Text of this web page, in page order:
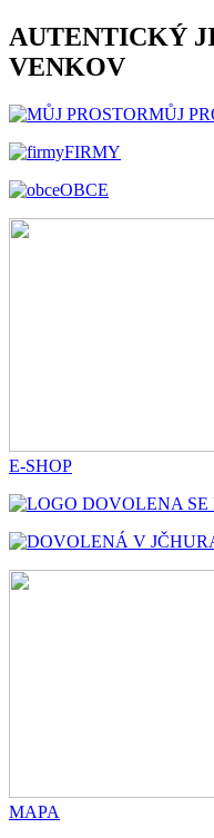
AUTENTICKÝ
VENKOV
MŮJ
FIRMY
OBCE
E-SHOP
MAPA